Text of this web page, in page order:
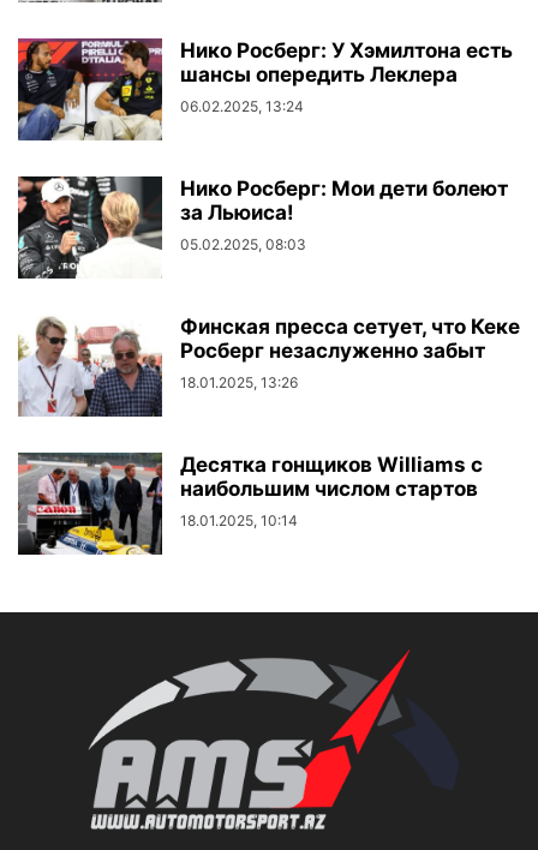
Нико Росберг: У Хэмилтона есть
шансы опередить Леклера
06.02.2025, 13:24
Нико Росберг: Мои дети болеют
за Льюиса!
05.02.2025, 08:03
Финская пресса сетует, что Кеке
Росберг незаслуженно забыт
18.01.2025, 13:26
Десятка гонщиков Williams с
наибольшим числом стартов
18.01.2025, 10:14